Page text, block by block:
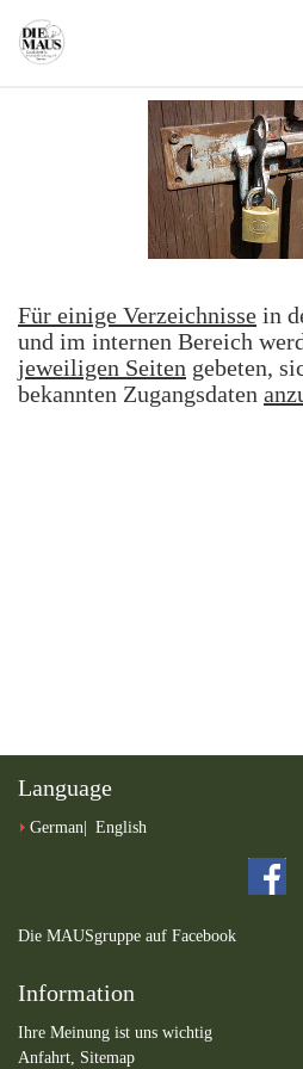
main
Für einige Verzeichnisse in
und im internen Bereich
jeweiligen Seiten gebeten,
bekannten Zugangsdaten
Language
German English
Die MAUSgruppe auf Facebook
Information
Ihre Meinung ist uns wichtig
Anfahrt, Sitemap